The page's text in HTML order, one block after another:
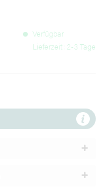
Verfügbar
Lieferzeit: 2-3 Tage